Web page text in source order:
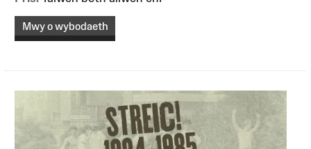
Mwy o wybodaeth